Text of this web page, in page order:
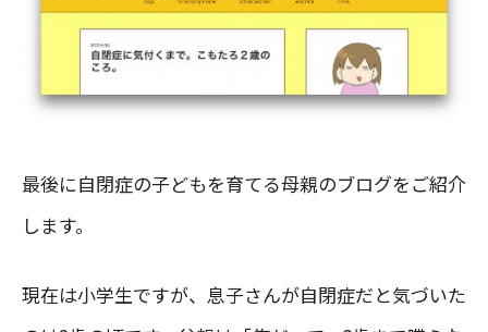
最後に自閉症の子どもを育てる母親のブログをご紹介
します。
現在は小学生ですが、息子さんが自閉症だと気づいた